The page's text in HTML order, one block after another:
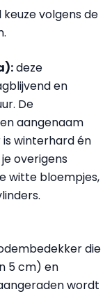
volgens de
deze
en
De
aangenaam
winterhard én
overigens
witte bloempjes,
die
5 cm) en
wordt